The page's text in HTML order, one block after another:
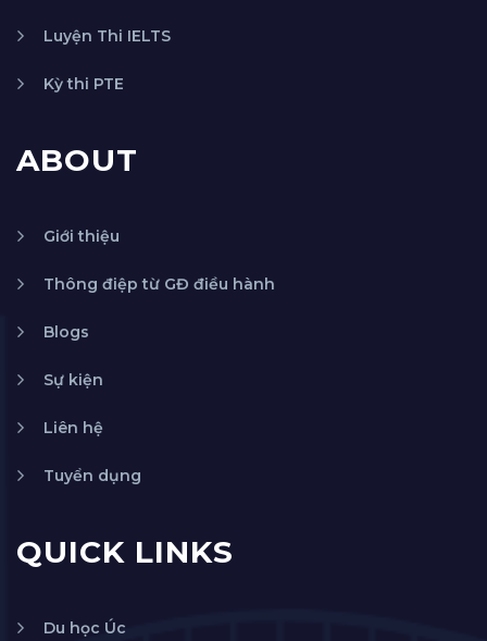
Luyện Thi IELTS
Kỳ thi PTE
ABOUT
Giới thiệu
Thông điệp từ GĐ điều hành
Blogs
Sự kiện
Liên hệ
Tuyển dụng
QUICK LINKS
Du học Úc